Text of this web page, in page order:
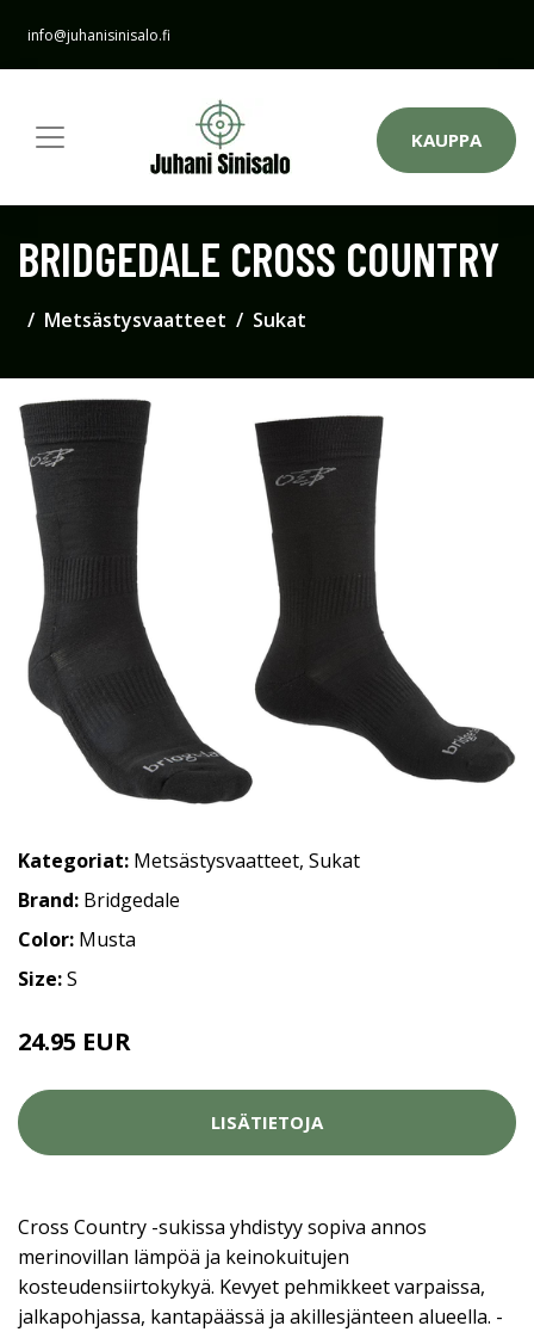
info@juhanisinisalo.fi
KAUPPA
BRIDGEDALE CROSS COUNTRY
Metsästysvaatteet Sukat
Kategoriat: Metsästysvaatteet, Sukat
Brand: Bridgedale
Color: Musta
Size:S
24.95 EUR
LISÄTIETOJA
Cross Country -sukissa yhdistyy sopiva annos
merinovillan lämpöä ja keinokuitujen
kosteudensiirtokykyä. Kevyet pehmikkeet varpaissa,
jalkapohjassa, kantapäässä ja akillesjänteen alueella. -